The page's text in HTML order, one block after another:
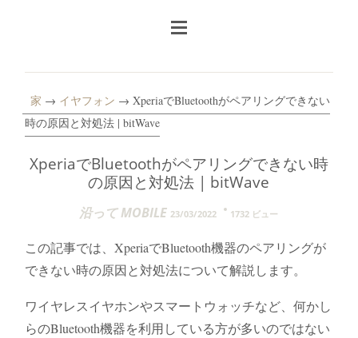
家 → イヤフォン → XperiaでBluetoothがペアリングできない
時の原因と対処法 | bitWave
XperiaでBluetoothがペアリングできない時
の原因と対処法 | bitWave
沿って MOBILE 23/03/2022 1732 ビュー
この記事では、XperiaでBluetooth機器のペアリングが
できない時の原因と対処法について解説します。
ワイヤレスイヤホンやスマートウォッチなど、何かし
らのBluetooth機器を利用している方が多いのではない